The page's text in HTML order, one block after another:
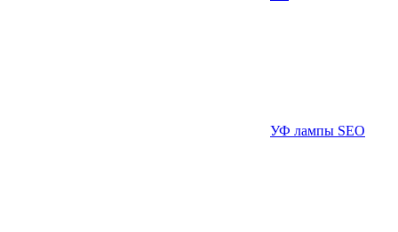
УФ лампы SEO